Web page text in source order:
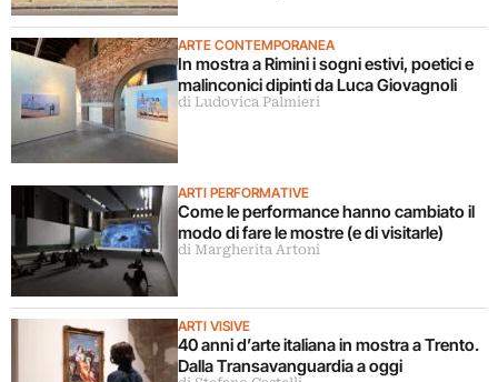
ARTE CONTEMPORANEA
In mostra a Rimini i sogni estivi, poetici e
malinconici dipinti da Luca Giovagnoli
di Ludovica Palmieri
ARTI PERFORMATIVE
Come le performance hanno cambiato il
modo di fare le mostre (e di visitarle)
di Margherita Artoni
ARTI VISIVE
40 anni d’arte italiana in mostra a Trento.
Dalla Transavanguardia a oggi